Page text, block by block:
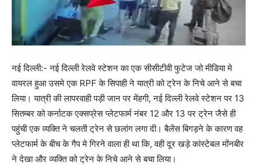
नई दिल्ली:- नई दिल्ली रेलवे स्टेशन का एक सीसीटीवी फुटेज जो मीडिया मे
वायरल हुआ उसमे एक RPF के सिपाही ने यात्री को ट्रेन के निचे आने से बचा
लिया। यात्री की लापरवाही पड़ी जान पर मेंहगी, नई दिल्ली रेलवे स्टेशन पर 13
सितम्बर को कर्नाटक एक्सप्रेस प्लेटफार्म नंबर 12 और 13 पर ट्रेन जैसे ही
पहुंची एक व्यक्ति ने चलती ट्रेन से छलांग लगा दी। बैलेंस बिगड़ने के कारण वह
प्लेटफार्म के बीच के गैप मे गिरने वाला ही था कि, वही दूर खड़े कांस्टेबल मोंनबीर
ने देखा और व्यक्ति को ट्रेन के निचे आने से बचा लिया।